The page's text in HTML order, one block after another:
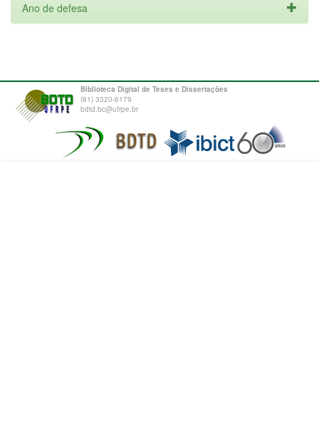
Ano de defesa
Biblioteca Digital de Teses e Dissertações
(81) 3320-6179
bdtd.bc@ufrpe.br